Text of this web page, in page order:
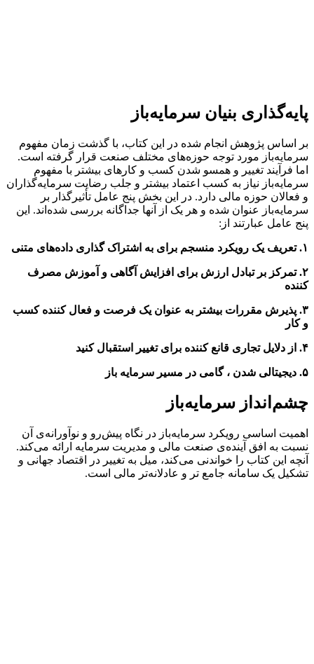
پایه‌گذاری بنیان سرمایه‌باز
بر اساس پژوهش انجام شده در این کتاب، با گذشت زمان مفهوم
سرمایه‌باز مورد توجه حوزه‌های مختلف صنعت قرار گرفته است.
اما فرآیند تغییر و همسو شدن کسب و کارهای بیشتر با مفهوم
سرمایه‌باز نیاز به کسب اعتماد بیشتر و جلب رضایت سرمایه‌گذاران
و فعالان حوزه مالی دارد. در این بخش پنج عامل تأثیرگذار بر
سرمایه‌باز عنوان شده و هر یک از آنها جداگانه بررسی شده‌اند. این
پنج عامل عبارتند از:
۱. تعریف یک رویکرد منسجم برای به اشتراک گذاری داده‌های متنی
۲. تمرکز بر تبادل ارزش برای افزایش آگاهی و آموزش مصرف
کننده
۳. پذیرش مقررات بیشتر به عنوان یک فرصت و فعال کننده کسب
و کار
۴. از دلایل تجاری قانع کننده برای تغییر استقبال کنید
۵. دیجیتالی شدن ، گامی در مسیر سرمایه باز
چشم‌انداز سرمایه‌باز
اهمیت اساسی رویکرد سرمایه‌باز در نگاه پیش‌رو و نوآورانه‌ی آن
نسبت به افق آینده‌ی صنعت مالی و مدیریت سرمایه ارائه می‌کند.
آنچه این کتاب را خواندنی می‌کند، میل به تغییر در اقتصاد جهانی و
تشکیل یک سامانه جامع تر و عادلانه‌تر مالی است.